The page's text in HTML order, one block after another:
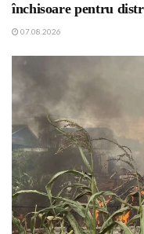
închisoare pentru
07.08.2026